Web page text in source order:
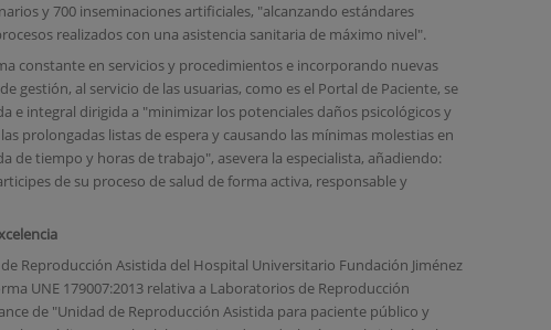
y 700 inseminaciones artificiales, "alcanzando estándares
realizados con una asistencia sanitaria de máximo nivel".
constante en servicios y procedimientos e incorporando nuevas
gestión, al servicio de las usuarias, como es el Portal de Paciente, se
e integral dirigida a "minimizar los potenciales daños psicológicos y
prolongadas listas de espera y causando las mínimas molestias en
de tiempo y horas de trabajo", asevera la especialista, añadiendo:
de su proceso de salud de forma activa, responsable y
Reproducción Asistida del Hospital Universitario Fundación Jiménez
UNE 179007:2013 relativa a Laboratorios de Reproducción
de "Unidad de Reproducción Asistida para paciente público y